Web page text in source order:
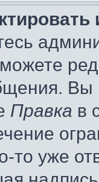
Вы
Правка в
то уже